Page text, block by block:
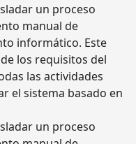
un proceso
manual de
informático. Este
los requisitos del
las actividades
el sistema basado en
un proceso